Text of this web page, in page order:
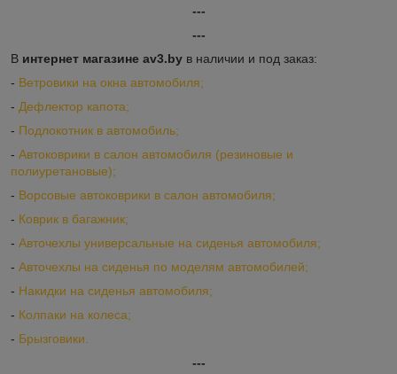
---
---
В интернет магазине av3.by в наличии и под заказ:
- Ветровики на окна автомобиля;
- Дефлектор капота;
- Подлокотник в автомобиль;
- Автоковрики в салон автомобиля (резиновые и
полиуретановые);
- Ворсовые автоковрики в салон автомобиля;
- Коврик в багажник;
- Авточехлы универсальные на сиденья автомобиля;
- Авточехлы на сиденья по моделям автомобилей;
- Накидки на сиденья автомобиля;
- Колпаки на колеса;
- Брызговики.
---